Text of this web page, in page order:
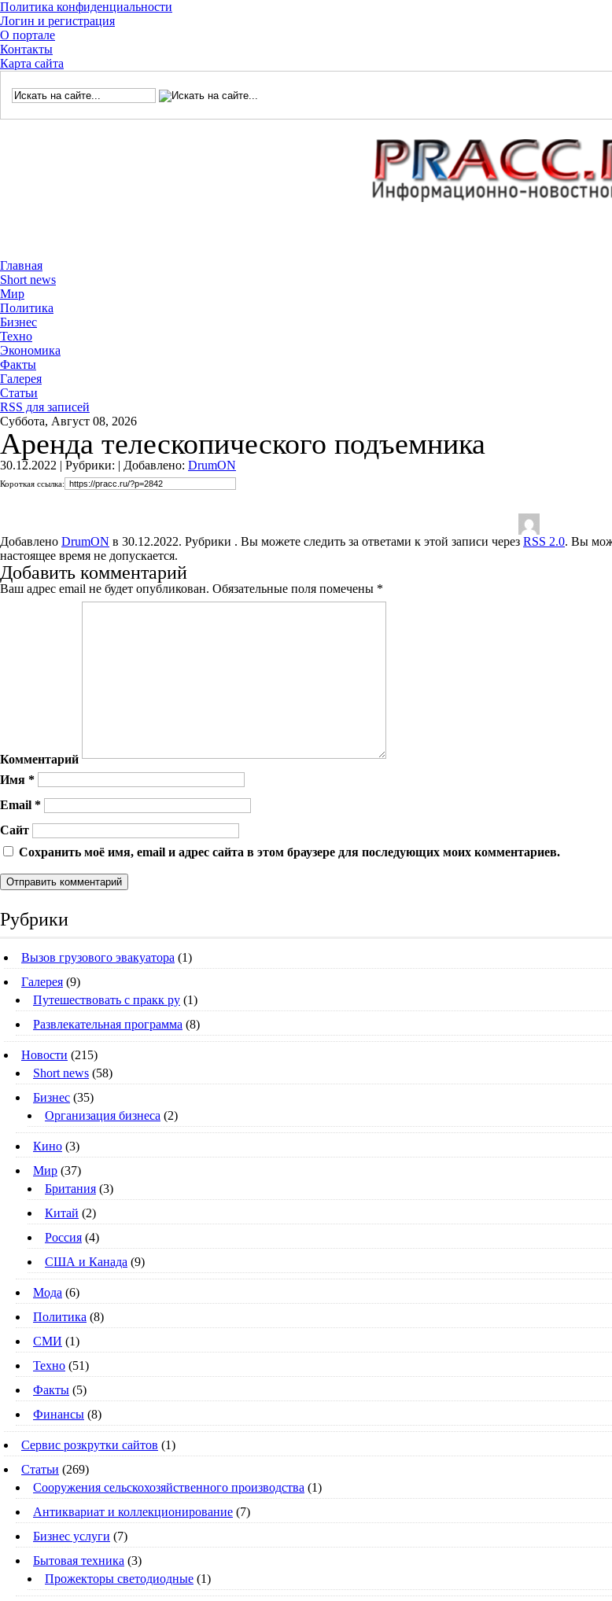
Политика конфиденциальности
Логин и регистрация
О портале
Контакты
Карта сайта
Главная
Short news
Мир
Политика
Бизнес
Техно
Экономика
Факты
Галерея
Статьи
RSS для записей
Суббота, Август 08, 2026
Аренда телескопического подъемника
30.12.2022 | Рубрики: | Добавлено: DrumON
Короткая ссылка:
Добавлено DrumON в 30.12.2022. Рубрики . Вы можете следить за ответами к этой записи через RSS 2.0. Вы
настоящее время не допускается.
Добавить комментарий
Ваш адрес email не будет опубликован. Обязательные поля помечены *
Комментарий
Имя *
Email *
Сайт
Сохранить моё имя, email и адрес сайта в этом браузере для последующих моих комментариев.
Рубрики
Вызов грузового эвакуатора (1)
Галерея (9)
Путешествовать с пракк ру (1)
Развлекательная программа (8)
Новости (215)
Short news (58)
Бизнес (35)
Организация бизнеса (2)
Кино (3)
Мир (37)
Британия (3)
Китай (2)
Россия (4)
США и Канада (9)
Мода (6)
Политика (8)
СМИ (1)
Техно (51)
Факты (5)
Финансы (8)
Сервис розкрутки сайтов (1)
Статьи (269)
Cооружения сельскохозяйственного производства (1)
Антиквариат и коллекционирование (7)
Бизнес услуги (7)
Бытовая техника (3)
Прожекторы светодиодные (1)